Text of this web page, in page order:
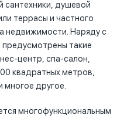
сантехники, душевой
террасы и частного
недвижимости. Наряду с
такие
центр, спа-салон,
квадратных метров,
многое другое.
многофункциональным